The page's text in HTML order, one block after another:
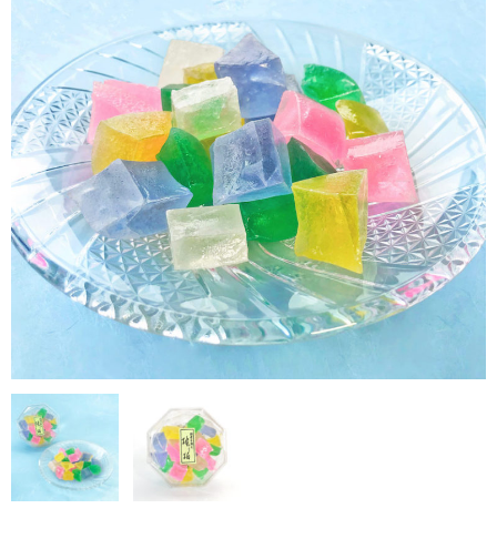
金平糖
塗皿
琥珀
落雁
季節限定商品「夏」
ご利用ガイド
プライバシーポリシー
特定商取引に関する表示